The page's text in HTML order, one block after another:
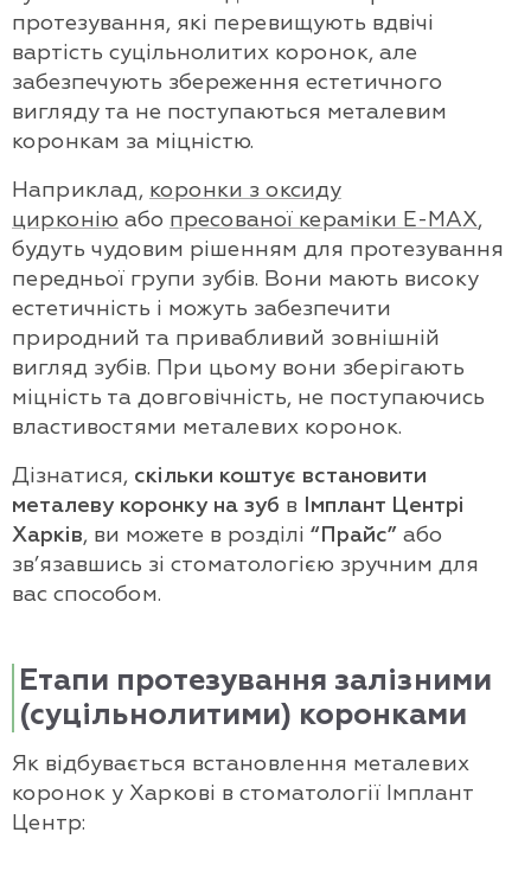
протезування, які перевищують вдвічі
вартість суцільнолитих коронок, але
забезпечують збереження естетичного
вигляду та не поступаються металевим
коронкам за міцністю.
Наприклад, коронки з оксиду
цирконію або пресованої кераміки E-MAX,
будуть чудовим рішенням для протезування
передньої групи зубів. Вони мають високу
естетичність і можуть забезпечити
природний та привабливий зовнішній
вигляд зубів. При цьому вони зберігають
міцність та довговічність, не поступаючись
властивостями металевих коронок.
Дізнатися, скільки коштує встановити
металеву коронку на зуб в Імплант Центрі
Харків, ви можете в розділі “Прайс” або
зв’язавшись зі стоматологією зручним для
вас способом.
Етапи протезування залізними
(суцільнолитими) коронками
Як відбувається встановлення металевих
коронок у Харкові в стоматології Імплант
Центр: